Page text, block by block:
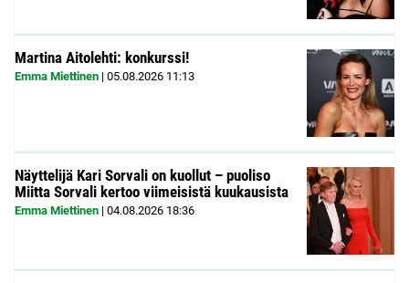
Martina Aitolehti: konkurssi!
Emma Miettinen | 05.08.2026 11:13
Näyttelijä Kari Sorvali on kuollut – puoliso
Miitta Sorvali kertoo viimeisistä kuukausista
Emma Miettinen | 04.08.2026 18:36